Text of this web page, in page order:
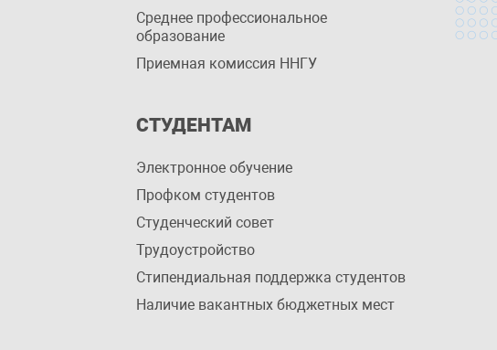
Среднее профессиональное
образование
Приемная комиссия ННГУ
СТУДЕНТАМ
Электронное обучение
Профком студентов
Студенческий совет
Трудоустройство
Стипендиальная поддержка студентов
Наличие вакантных бюджетных мест